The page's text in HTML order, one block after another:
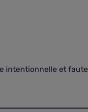
intentionnelle et faute